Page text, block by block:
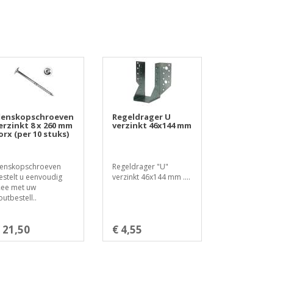
8 x 260 mm
(per 10 stuks)
u eenvoudig
met uw
21,50
Regeldrager U
verzinkt 46x144 mm
Regeldrager "U"
verzinkt 46x144 mm ....
€ 4,55